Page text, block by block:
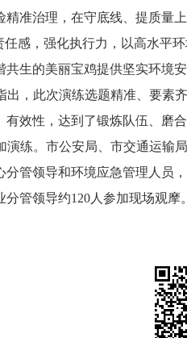
准治理，在守底线、提质量
感，强化执行力，以高水平
生的美丽宝鸡提供坚实环境
，此次演练选题精准、要素
效性，达到了锻炼队伍、磨
演练。市公安局、市交通运输
管领导和环境应急管理人员
管领导约120人参加现场观摩。